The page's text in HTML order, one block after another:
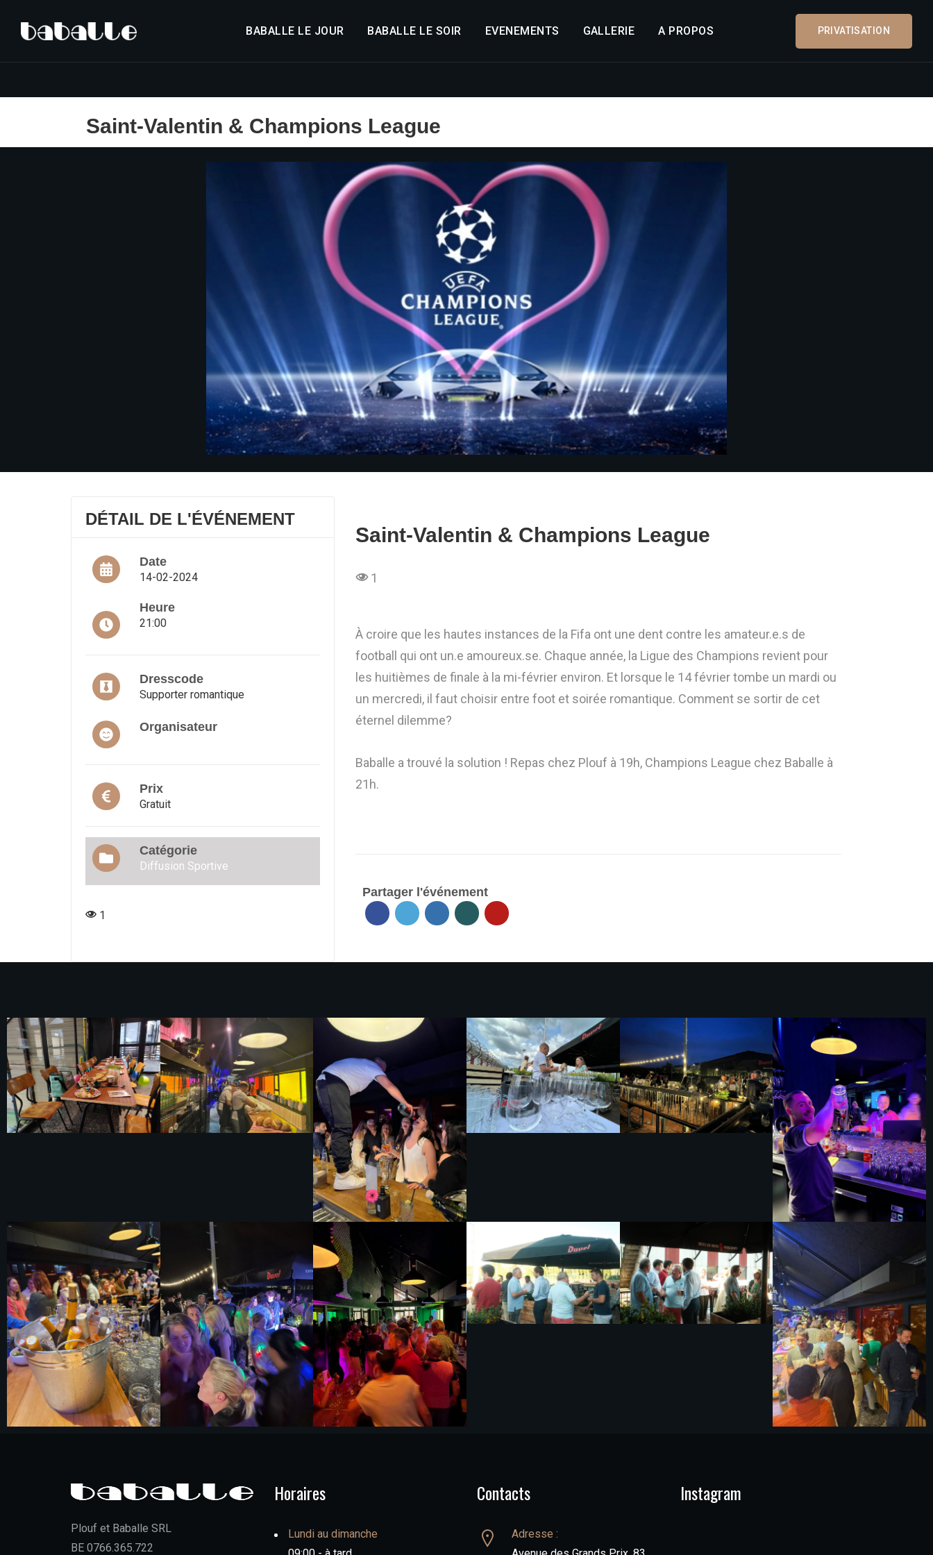
BABALLE LE JOUR BABALLE LE SOIR EVENEMENTS GALLERIE A PROPOS PRIVATISATION
Saint-Valentin & Champions League
DÉTAIL DE L'ÉVÉNEMENT
Date
14-02-2024
Heure
21:00
Dresscode
Supporter romantique
Organisateur
Prix
Gratuit
Catégorie
Diffusion Sportive
1
Saint-Valentin & Champions League
1
À croire que les hautes instances de la Fifa ont une dent contre les amateur.e.s de
football qui ont un.e amoureux.se. Chaque année, la Ligue des Champions revient pour
les huitièmes de finale à la mi-février environ. Et lorsque le 14 février tombe un mardi ou
un mercredi, il faut choisir entre foot et soirée romantique. Comment se sortir de cet
éternel dilemme?
Baballe a trouvé la solution ! Repas chez Plouf à 19h, Champions League chez Baballe à
21h.
Partager l'événement
Plouf et Baballe SRL
BE 0766.365.722
Horaires
Lundi au dimanche
Contacts
Adresse :
Instagram